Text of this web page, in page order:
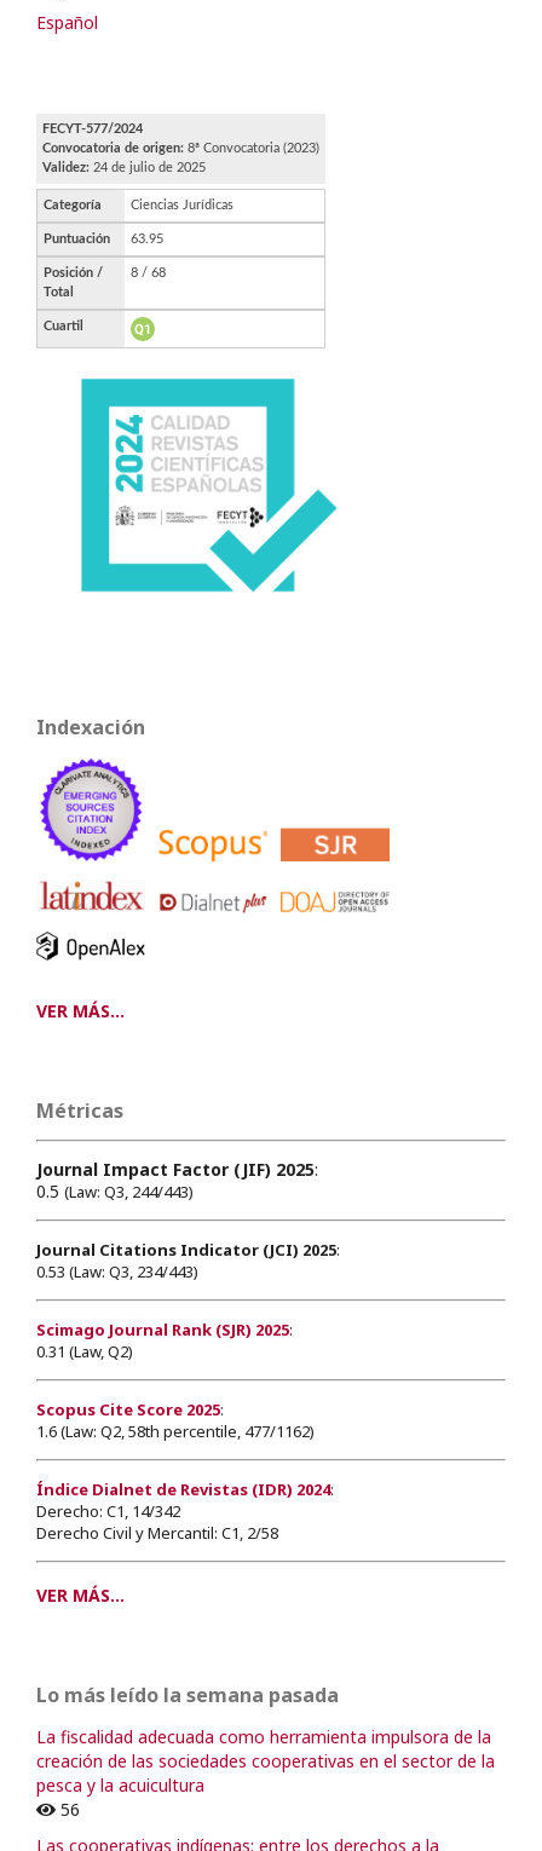
Español
Indexación
VER MÁS...
Métricas
Journal Impact Factor (JIF) 2025:
0.5 (Law: Q3, 244/443)
Journal Citations Indicator (JCI) 2025:
0.53 (Law: Q3, 234/443)
Scimago Journal Rank (SJR) 2025:
0.31 (Law, Q2)
Scopus Cite Score 2025:
1.6 (Law: Q2, 58th percentile, 477/1162)
Índice Dialnet de Revistas (IDR) 2024:
Derecho: C1, 14/342
Derecho Civil y Mercantil: C1, 2/58
VER MÁS...
Lo más leído la semana pasada
La fiscalidad adecuada como herramienta impulsora de la
creación de las sociedades cooperativas en el sector de la
pesca y la acuicultura
56
Las cooperativas indígenas: entre los derechos a la